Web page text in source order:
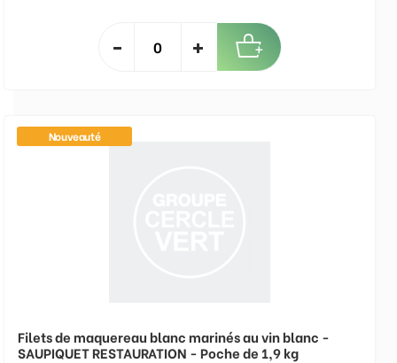
Nouveauté
Filets de maquereau blanc marinés au vin blanc -
SAUPIQUET RESTAURATION - Poche de 1,9 kg